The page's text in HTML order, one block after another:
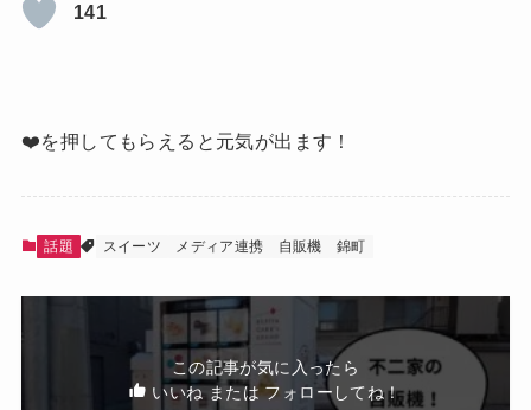
141
❤️を押してもらえると元気が出ます！
話題 スイーツ メディア連携 自販機 錦町
この記事が気に入ったら
いいね または フォローしてね！